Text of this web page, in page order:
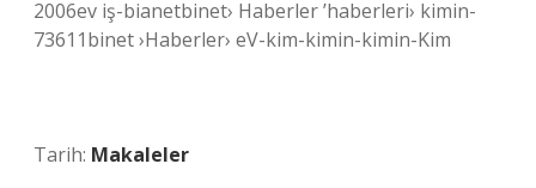
2006ev iş-bianetbinet› Haberler ’haberleri› kimin-
73611binet ›Haberler› eV-kim-kimin-kimin-Kim
Tarih: Makaleler